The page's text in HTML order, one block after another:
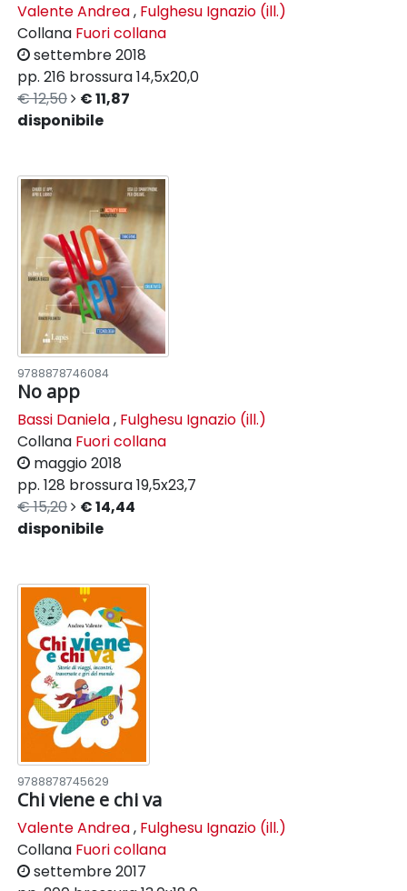
Valente Andrea, Fulghesu Ignazio (ill.)
Collana Fuori collana
settembre 2018
pp. 216 brossura14,5x20,0
€ 12,50
€ 11,87
disponibile
9788878746084
No app
Bassi Daniela, Fulghesu Ignazio (ill.)
Collana Fuori collana
maggio 2018
pp. 128 brossura19,5x23,7
€ 15,20
€ 14,44
disponibile
9788878745629
Chi viene e chi va
Valente Andrea, Fulghesu Ignazio (ill.)
Collana Fuori collana
settembre 2017